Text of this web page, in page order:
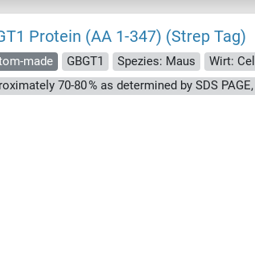
Protein (AA 1-347) (Strep Tag)
made GBGT1 Spezies: Maus Wirt: